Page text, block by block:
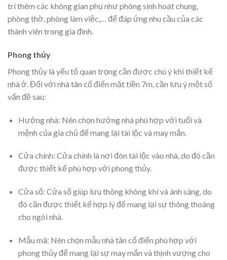
trí thêm các không gian phụ như phòng sinh hoạt chung,
phòng thờ, phòng làm việc,… để đáp ứng nhu cầu của các
thành viên trong gia đình.
Phong thủy
Phong thủy là yếu tố quan trọng cần được chú ý khi thiết kế
nhà ở. Đối với nhà tân cổ điển mặt tiền 7m, cần lưu ý một số
vấn đề sau:
Hướng nhà: Nên chọn hướng nhà phù hợp với tuổi và
mệnh của gia chủ để mang lại tài lộc và may mắn.
Cửa chính: Cửa chính là nơi đón tài lộc vào nhà, do đó cần
được thiết kế phù hợp với phong thủy.
Cửa sổ: Cửa sổ giúp lưu thông không khí và ánh sáng, do
đó cần được thiết kế hợp lý để mang lại sự thông thoáng
cho ngôi nhà.
Mẫu mã: Nên chọn mẫu nhà tân cổ điển phù hợp với
phong thủy để mang lại sự may mắn và thịnh vượng cho